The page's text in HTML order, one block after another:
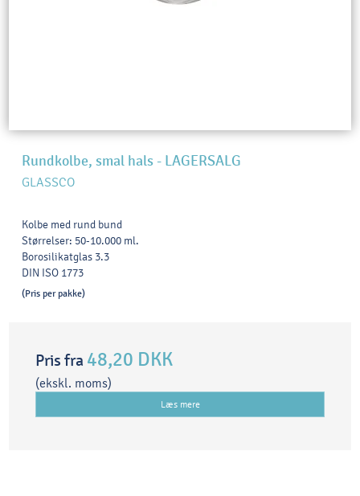
Rundkolbe, smal hals - LAGERSALG
GLASSCO
Kolbe med rund bund
Størrelser: 50-10.000 ml.
Borosilikatglas 3.3
DIN ISO 1773
(Pris per pakke)
Pris fra 48,20 DKK
(ekskl. moms)
Læs mere